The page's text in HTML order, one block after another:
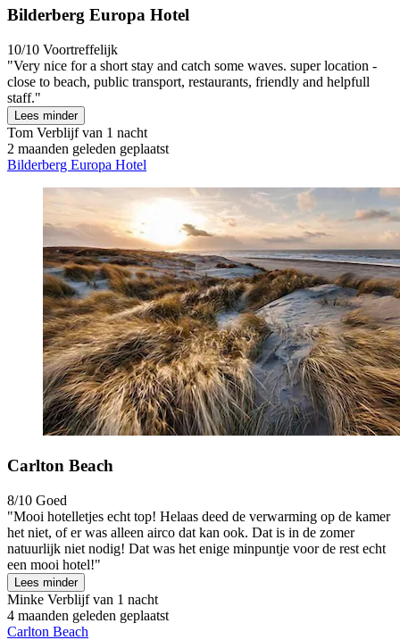
Bilderberg Europa Hotel
10/10 Voortreffelijk
"Very nice for a short stay and catch some waves. super location -
close to beach, public transport, restaurants, friendly and helpfull
staff."
Lees minder
Tom Verblijf van 1 nacht
2 maanden geleden geplaatst
Bilderberg Europa Hotel
Carlton Beach
8/10 Goed
"Mooi hotelletjes echt top! Helaas deed de verwarming op de kamer
het niet, of er was alleen airco dat kan ook. Dat is in de zomer
natuurlijk niet nodig! Dat was het enige minpuntje voor de rest echt
een mooi hotel!"
Lees minder
Minke Verblijf van 1 nacht
4 maanden geleden geplaatst
Carlton Beach